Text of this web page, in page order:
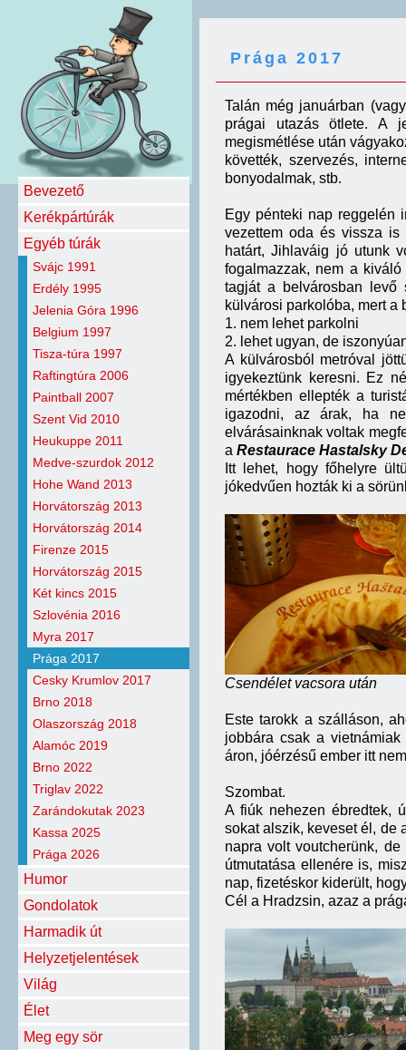
Bevezető
Kerékpártúrák
Egyéb túrák
Svájc 1991
Erdély 1995
Jelenia Góra 1996
Belgium 1997
Tisza-túra 1997
Raftingtúra 2006
Paintball 2007
Szent Vid 2010
Heukuppe 2011
Medve-szurdok 2012
Hohe Wand 2013
Horvátország 2013
Horvátország 2014
Firenze 2015
Horvátország 2015
Két kincs 2015
Szlovénia 2016
Myra 2017
Prága 2017
Cesky Krumlov 2017
Brno 2018
Olaszország 2018
Alamóc 2019
Brno 2022
Triglav 2022
Zarándokutak 2023
Kassa 2025
Prága 2026
Humor
Gondolatok
Harmadik út
Helyzetjelentések
Világ
Élet
Meg egy sör
Prága 2017
Talán még januárban
prágai utazás ötlete. A
megismétlése után
követték, szervezés,
bonyodalmak, stb.
Egy pénteki nap reggelén
vezettem oda és vissza
határt, Jihlaváig jó utunk
fogalmazzak, nem a
tagját a belvárosban levő
külvárosi parkolóba, mert a
1. nem lehet parkolni
2. lehet ugyan, de
A külvárosból metróval
igyekeztünk keresni. Ez
mértékben ellepték a
igazodni, az árak, ha
elvárásainknak voltak
a Restaurace Hastalsky
Itt lehet, hogy főhelyre
jókedvűen hozták ki a
Csendélet vacsora után
Este tarokk a szálláson,
jobbára csak a
áron, jóérzésű ember itt
Szombat.
A fiúk nehezen ébredtek,
sokat alszik, keveset él, de
napra volt voutcherünk,
útmutatása ellenére is,
nap, fizetéskor kiderült,
Cél a Hradzsin, azaz a